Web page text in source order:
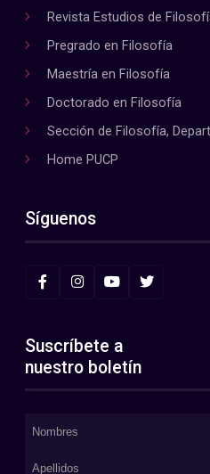
Revista Estudios de
Pregrado en Filosofía
Maestría en Filosofía
Doctorado en Filosofía
Sección de Filosofía,
Home PUCP
Síguenos
Suscríbete a
nuestro boletín